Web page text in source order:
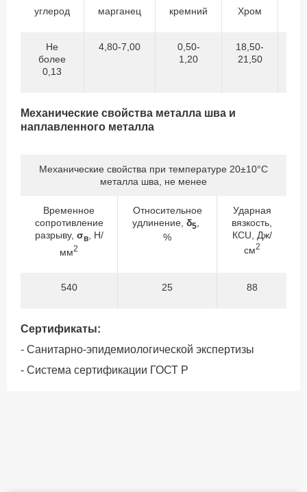
углерод марганец кремний Хром
Не
более
0,13
4,80-7,00
0,50-
1,20
18,50-
21,50
Механические свойства металла шва и
наплавленного металла
Механические свойства при температуре 20±10°С
металла шва, не менее
Временное
сопротивление
разрыву, σв, Н/
мм2
Относительное
удлинение, δ5
%
Ударная
вязкость,
КСU, Дж/
см2
540 25 88
Сертификаты:
- Санитарно-эпидемиологической экспертизы
- Система сертификации ГОСТ Р